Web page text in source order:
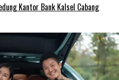
Kantor Bank Kalsel Cabang